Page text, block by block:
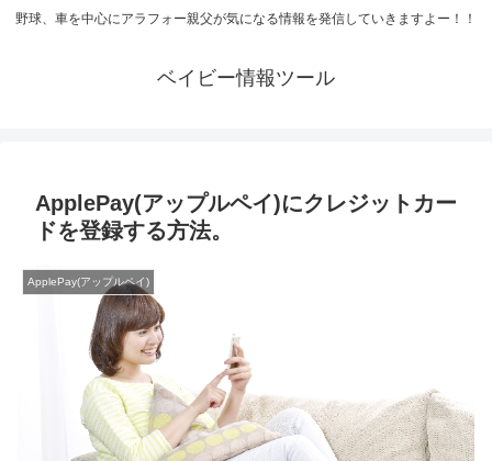
野球、車を中心にアラフォー親父が気になる情報を発信していきますよー！！
ベイビー情報ツール
ApplePay(アップルペイ)にクレジットカー
ドを登録する方法。
ApplePay(アップルペイ)